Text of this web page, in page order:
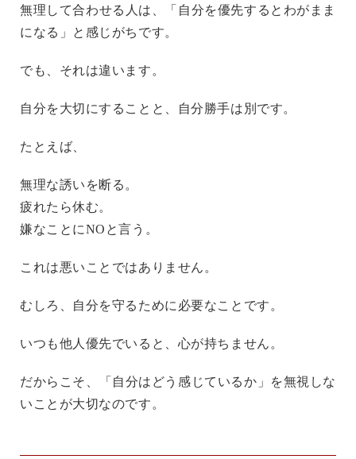
無理して合わせる人は、「自分を優先するとわがまま
になる」と感じがちです。
でも、それは違います。
自分を大切にすることと、自分勝手は別です。
たとえば、
無理な誘いを断る。
疲れたら休む。
嫌なことにNOと言う。
これは悪いことではありません。
むしろ、自分を守るために必要なことです。
いつも他人優先でいると、心が持ちません。
だからこそ、「自分はどう感じているか」を無視しな
いことが大切なのです。